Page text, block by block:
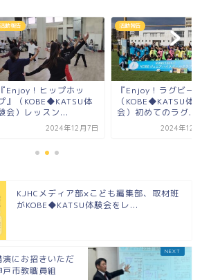
活動報告
『Enjoy！ヒップホッ
』（KOBE◆KATSU体
会）レッスン...
2024年12月7日
活動報告
『Enjoy！ラグビー
（KOBE◆KATSU体
会）初めてのラグ...
2024年12
KJHCメディア部×こども編集部、取材班
がKOBE◆KATSU体験会をレ...
演にお招きいただ
市教職員組